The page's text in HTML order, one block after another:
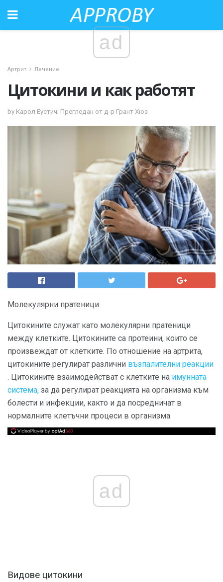
ad
Артрит Лечение
Цитокини и как работят
by Карол Еустич; Прегледан от д-р Грант Хюз
Молекулярни пратеници
Цитокините служат като молекулярни пратеници
между клетките. Цитокините са протеини, които се
произвеждат от клетките. По отношение на артрита,
цитокините регулират различни възпалителни реакции
. Цитокините взаимодействат с клетките на имунната
система, за да регулират реакцията на организма към
болести и инфекции, както и да посредничат в
нормалните клетъчни процеси в организма.
ad
Видове цитокини